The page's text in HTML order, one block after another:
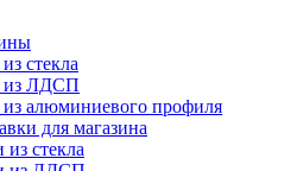
cтекла
из ЛДСП
алюминиевого профиля
для магазина
стекла